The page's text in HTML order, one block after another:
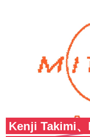
Kenji Takimi